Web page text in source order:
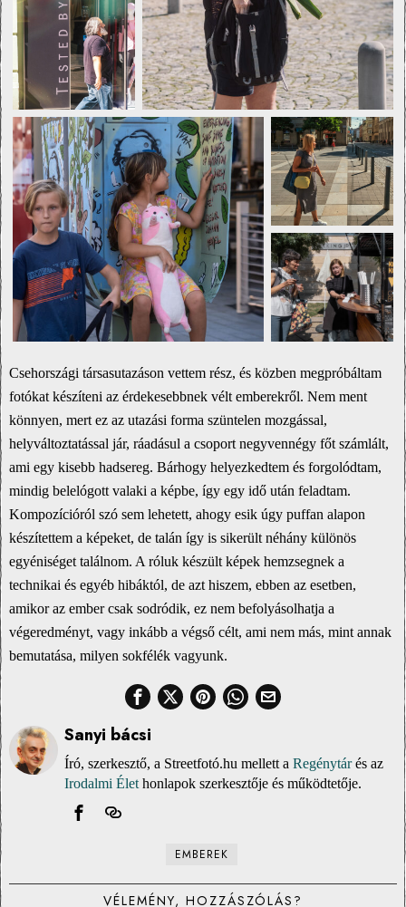
Csehországi társasutazáson vettem rész, és közben megpróbáltam
fotókat készíteni az érdekesebbnek vélt emberekről. Nem ment
könnyen, mert ez az utazási forma szüntelen mozgással,
helyváltoztatással jár, ráadásul a csoport negyvennégy főt számlált,
ami egy kisebb hadsereg. Bárhogy helyezkedtem és forgolódtam,
mindig belelógott valaki a képbe, így egy idő után feladtam.
Kompozícióról szó sem lehetett, ahogy esik úgy puffan alapon
készítettem a képeket, de talán így is sikerült néhány különös
egyéniséget találnom. A róluk készült képek hemzsegnek a
technikai és egyéb hibáktól, de azt hiszem, ebben az esetben,
amikor az ember csak sodródik, ez nem befolyásolhatja a
végeredményt, vagy inkább a végső célt, ami nem más, mint annak
bemutatása, milyen sokfélék vagyunk.
Sanyi bácsi
Író, szerkesztő, a Streetfotó.hu mellett a Regénytárés az
Irodalmi Élet honlapok szerkesztője és működtetője.
EMBEREK
VÉLEMÉNY, HOZZÁSZÓLÁS?